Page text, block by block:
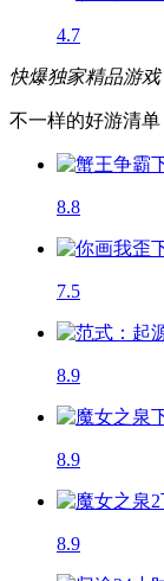
4.7
快爆独家精品游戏
不一样的好游清单
8.8
7.5
8.9
8.9
8.9